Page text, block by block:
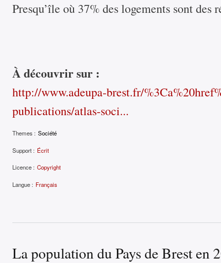
Presqu’île où 37% des logements sont des
À découvrir sur :
http://www.adeupa-brest.fr/
publications/atlas-soci...
Themes : Société
Support : Écrit
Licence : Copyright
Langue : Français
La population du Pays de Brest en